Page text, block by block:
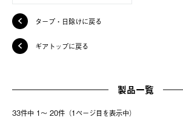
タープ・日除けに戻る
ギアトップに戻る
製品一覧
33件中 1〜 20件（1ページ⽬を表⽰中）